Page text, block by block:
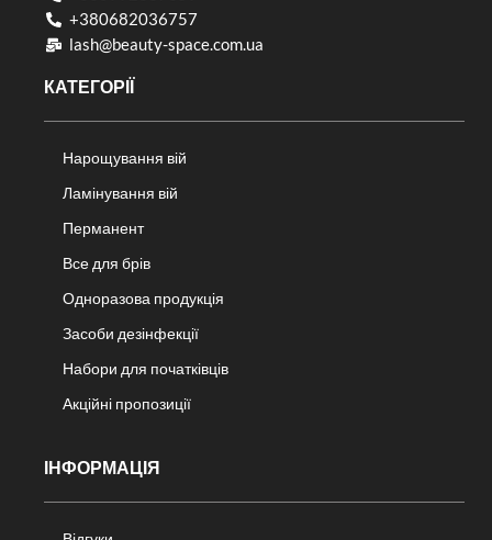
+380682036757​
lash@beauty-space.com.ua
КАТЕГОРІЇ
Нарощування вій
Ламінування вій
Перманент
Все для брів
Одноразова продукція
Засоби дезінфекції
Набори для початківців
Акційні пропозиції
ІНФОРМАЦІЯ